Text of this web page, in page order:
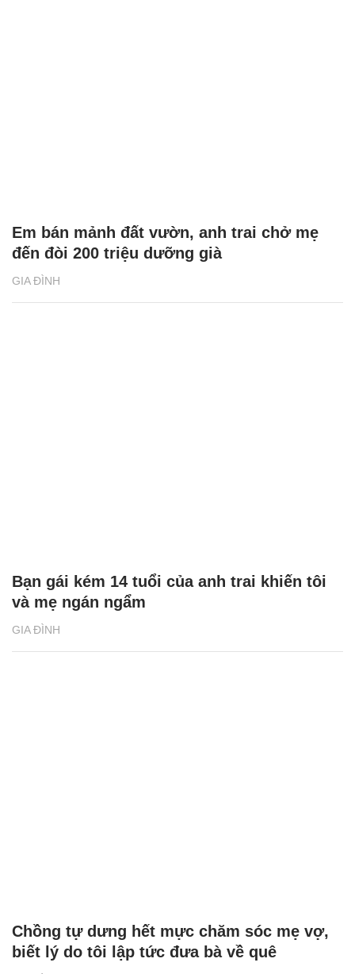
GIA ĐÌNH
Em bán mảnh đất vườn, anh trai chở mẹ
đến đòi 200 triệu dưỡng già
GIA ĐÌNH
Bạn gái kém 14 tuổi của anh trai khiến tôi
và mẹ ngán ngẩm
Chồng tự dưng hết mực chăm sóc mẹ vợ,
biết lý do tôi lập tức đưa bà về quê